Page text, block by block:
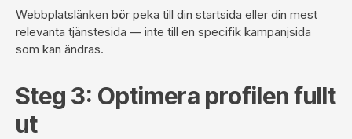
Webbplatslänken bör peka till din startsida eller din mest
relevanta tjänstesida — inte till en specifik kampanjsida
som kan ändras.
Steg 3: Optimera profilen fullt
ut